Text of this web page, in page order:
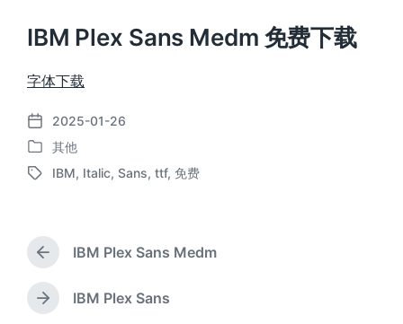
IBM Plex Sans Medm 免费下载
字体下载
发
布
日
2025-01-26
发
布
其他
标
IBM, Italic, Sans, ttf, 免费
上
篇
文
章
IBM Plex Sans Medm
下
IBM Plex Sans